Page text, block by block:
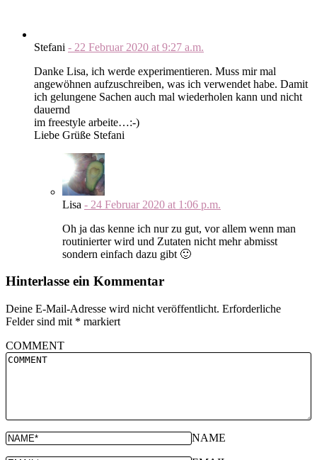
Stefani - 22 Februar 2020 at 9:27 a.m.
Danke Lisa, ich werde experimentieren. Muss mir mal
angewöhnen aufzuschreiben, was ich verwendet habe. Damit
ich gelungene Sachen auch mal wiederholen kann und nicht
dauernd
im freestyle arbeite…:-)
Liebe Grüße Stefani
Lisa - 24 Februar 2020 at 1:06 p.m.
Oh ja das kenne ich nur zu gut, vor allem wenn man
routinierter wird und Zutaten nicht mehr abmisst
sondern einfach dazu gibt 🙂
Hinterlasse ein Kommentar
Deine E-Mail-Adresse wird nicht veröffentlicht. Erforderliche
Felder sind mit * markiert
COMMENT
NAME